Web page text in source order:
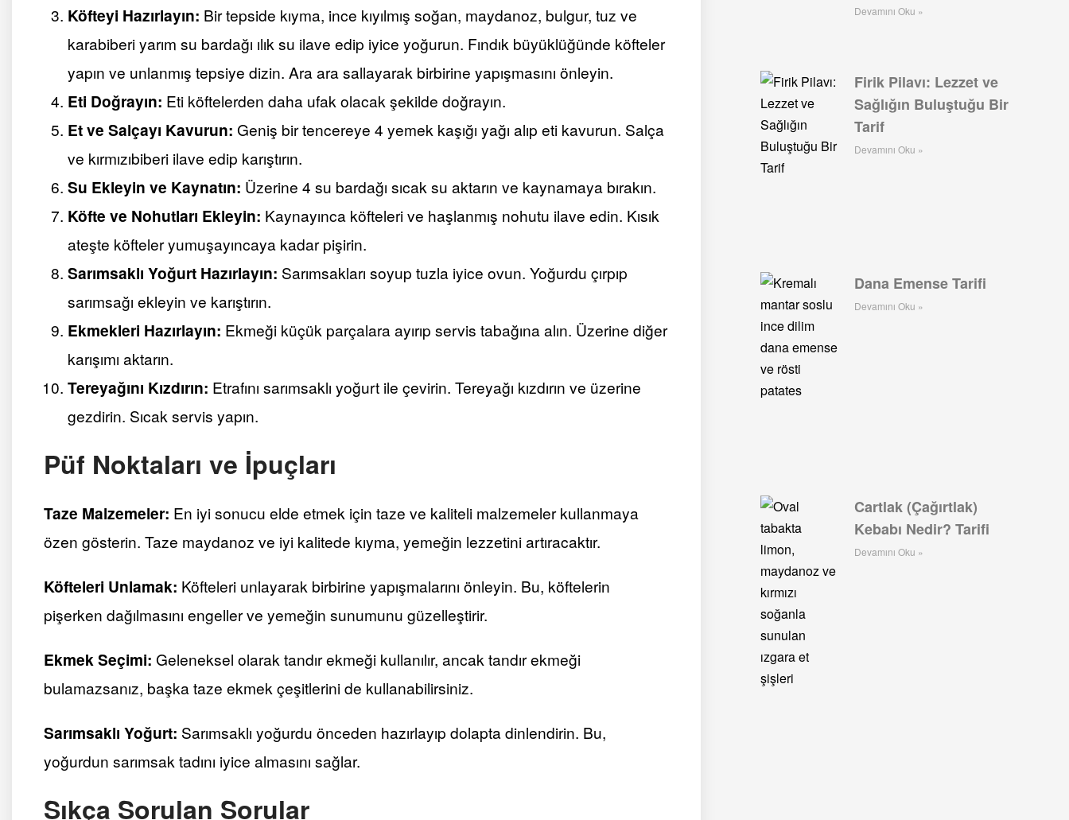
Köfteyi Hazırlayın: Bir tepside kıyma, ince kıyılmış soğan, maydanoz, bulgur, tuz ve
karabiberi yarım su bardağı ılık su ilave edip iyice yoğurun. Fındık büyüklüğünde köfteler
yapın ve unlanmış tepsiye dizin. Ara ara sallayarak birbirine yapışmasını önleyin.
Eti Doğrayın: Eti köftelerden daha ufak olacak şekilde doğrayın.
Et ve Salçayı Kavurun: Geniş bir tencereye 4 yemek kaşığı yağı alıp eti kavurun. Salça
ve kırmızıbiberi ilave edip karıştırın.
Su Ekleyin ve Kaynatın: Üzerine 4 su bardağı sıcak su aktarın ve kaynamaya bırakın.
Köfte ve Nohutları Ekleyin: Kaynayınca köfteleri ve haşlanmış nohutu ilave edin. Kısık
ateşte köfteler yumuşayıncaya kadar pişirin.
Sarımsaklı Yoğurt Hazırlayın: Sarımsakları soyup tuzla iyice ovun. Yoğurdu çırpıp
sarımsağı ekleyin ve karıştırın.
Ekmekleri Hazırlayın: Ekmeği küçük parçalara ayırıp servis tabağına alın. Üzerine diğer
karışımı aktarın.
Tereyağını Kızdırın: Etrafını sarımsaklı yoğurt ile çevirin. Tereyağı kızdırın ve üzerine
gezdirin. Sıcak servis yapın.
Püf Noktaları ve İpuçları
Taze Malzemeler: En iyi sonucu elde etmek için taze ve kaliteli malzemeler kullanmaya
özen gösterin. Taze maydanoz ve iyi kalitede kıyma, yemeğin lezzetini artıracaktır.
Köfteleri Unlamak: Köfteleri unlayarak birbirine yapışmalarını önleyin. Bu, köftelerin
pişerken dağılmasını engeller ve yemeğin sunumunu güzelleştirir.
Ekmek Seçimi: Geleneksel olarak tandır ekmeği kullanılır, ancak tandır ekmeği
bulamazsanız, başka taze ekmek çeşitlerini de kullanabilirsiniz.
Sarımsaklı Yoğurt: Sarımsaklı yoğurdu önceden hazırlayıp dolapta dinlendirin. Bu,
yoğurdun sarımsak tadını iyice almasını sağlar.
Sıkça Sorulan Sorular
Devamını Oku »
Firik Pilavı: Lezzet ve
Sağlığın Buluştuğu Bir
Tarif
Devamını Oku »
Dana Emense Tarifi
Devamını Oku »
Cartlak (Çağırtlak)
Kebabı Nedir? Tarifi
Devamını Oku »